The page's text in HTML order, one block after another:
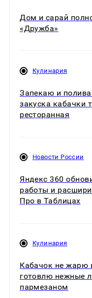
Дом и сарай
«Дружба»
Кулинария
Запекаю и
закуска кабачки
ресторанная
Новости России
Яндекс 360
работы и
Про в Таблицах
Кулинария
Кабачок не жарю
готовлю нежные
пармезаном